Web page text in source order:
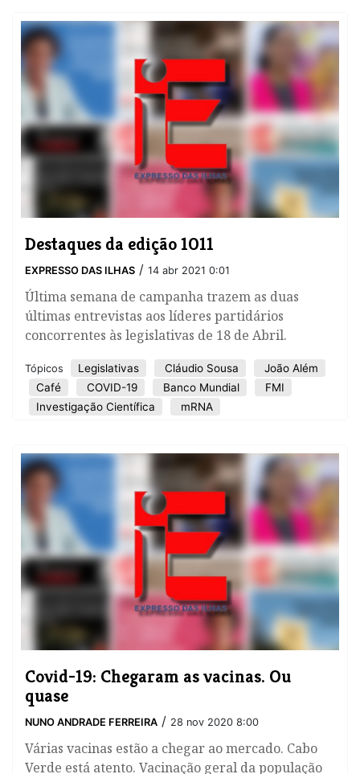
Destaques da edição 1011
EXPRESSO DAS ILHAS / 14 abr 2021 0:01
Última semana de campanha trazem as duas
últimas entrevistas aos líderes partidários
concorrentes às legislativas de 18 de Abril.
Tópicos Legislativas Cláudio Sousa
João Além
Café
COVID-19 Banco Mundial
FMI
Investigação Científica
mRNA
Covid-19: Chegaram as vacinas. Ou
quase
NUNO ANDRADE FERREIRA / 28 nov 2020 8:00
Várias vacinas estão a chegar ao mercado. Cabo
Verde está atento. Vacinação geral da população